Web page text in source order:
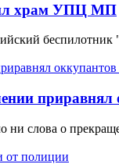
храм УПЦ МП
ни слова о